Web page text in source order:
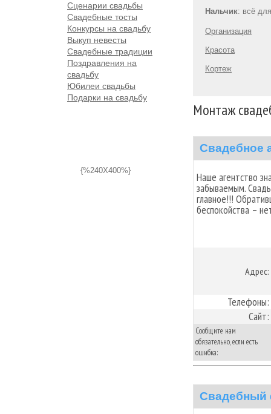
Сценарии свадьбы
Свадебные тосты
Конкурсы на свадьбу
Выкуп невесты
Свадебные традиции
Поздравления на
свадьбу
Юбилеи свадьбы
Подарки на свадьбу
{%240X400%}
Нальчик: всё
Организация
Красота
Кортеж
Монтаж
Свадебное
Наше агентство
забываемым.
главное!!!
беспокойства –
Адрес:
Телефоны:
Сайт:
Сообщите нам
обязательно, если есть
ошибка:
Свадебный